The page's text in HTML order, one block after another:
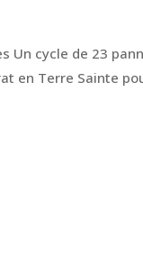
cycle de 23
en Terre Sainte